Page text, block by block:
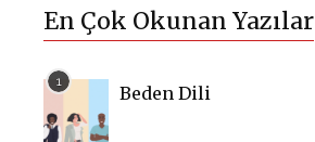
En Çok Okunan Yazılar
Beden Dili